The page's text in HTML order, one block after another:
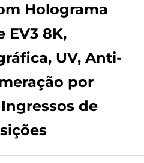
Holograma
EV3 8K,
UV, Anti-
por
de